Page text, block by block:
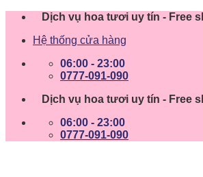
Skip
content
Dịch vụ hoa tươi uy tín - Free
Hệ thống cửa hàng
06:00 - 23:00
0777-091-090
Dịch vụ hoa tươi uy tín - Free
06:00 - 23:00
0777-091-090